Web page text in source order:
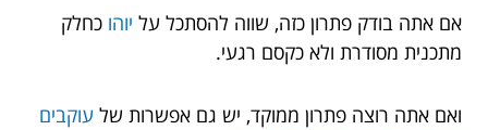
אם אתה בודק פתרון כזה, שווה להסתכל על יוהו כחלק
מתכנית מסודרת ולא כקסם רגעי.
ואם אתה רוצה פתרון ממוקד, יש גם אפשרות של עוקבים